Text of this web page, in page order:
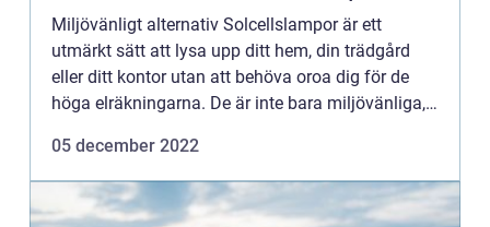
Miljövänligt alternativ Solcellslampor är ett
utmärkt sätt att lysa upp ditt hem, din trädgård
eller ditt kontor utan att behöva oroa dig för de
höga elräkningarna. De är inte bara miljövänliga,
myck...
05 december 2022